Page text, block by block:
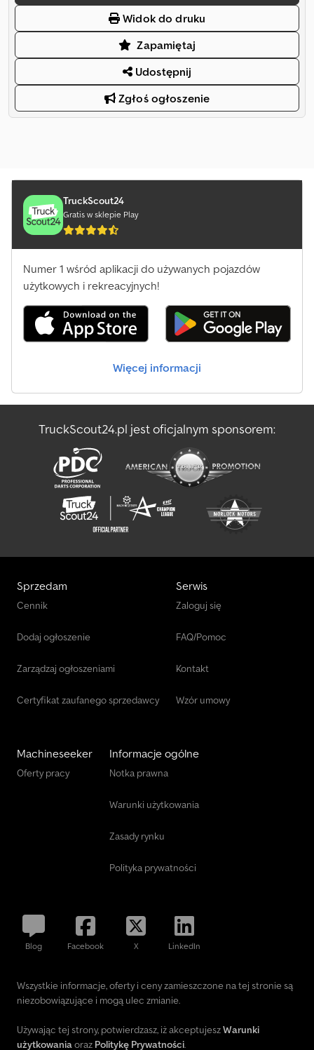
Widok do druku
Zapamiętaj
Udostępnij
Zgłoś ogłoszenie
TruckScout24
Gratis w sklepie Play
Numer 1 wśród aplikacji do używanych pojazdów
użytkowych i rekreacyjnych!
Więcej informacji
TruckScout24.pl jest oficjalnym sponsorem:
Sprzedam
Cennik
Dodaj ogłoszenie
Zarządzaj ogłoszeniami
Certyfikat zaufanego sprzedawcy
Serwis
Zaloguj się
FAQ/Pomoc
Kontakt
Wzór umowy
Machineseeker
Oferty pracy
Informacje ogólne
Notka prawna
Warunki użytkowania
Zasady rynku
Polityka prywatności
Blog Facebook X LinkedIn
Wszystkie informacje, oferty i ceny zamieszczone na tej stronie są
niezobowiązujące i mogą ulec zmianie.
Używając tej strony, potwierdzasz, iż akceptujeszWarunki
użytkowaniaoraz Politykę Prywatności.